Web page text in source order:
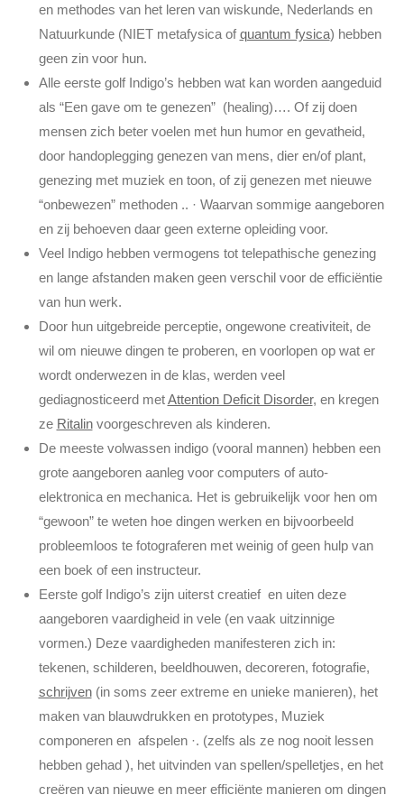
en methodes van het leren van wiskunde, Nederlands en
Natuurkunde (NIET metafysica ofquantum fysica) hebben
geen zin voor hun.
Alle eerste golf Indigo’s hebben wat kan worden aangeduid
als “Een gave om te genezen” (healing)…. Of zij doen
mensen zich beter voelen met hun humor en gevatheid,
door handoplegging genezen van mens, dier en/of plant,
genezing met muziek en toon, of zij genezen met nieuwe
“onbewezen” methoden .. · Waarvan sommige aangeboren
en zij behoeven daar geen externe opleiding voor.
Veel Indigo hebben vermogens tot telepathische genezing
en lange afstanden maken geen verschil voor de efficiëntie
van hun werk.
Door hun uitgebreide perceptie, ongewone creativiteit, de
wil om nieuwe dingen te proberen, en voorlopen op wat er
wordt onderwezen in de klas, werden veel
gediagnosticeerd metAttention Deficit Disorder, en kregen
ze Ritalinvoorgeschreven als kinderen.
De meeste volwassen indigo (vooral mannen) hebben een
grote aangeboren aanleg voor computers of auto-
elektronica en mechanica. Het is gebruikelijk voor hen om
“gewoon” te weten hoe dingen werken en bijvoorbeeld
probleemloos te fotograferen met weinig of geen hulp van
een boek of een instructeur.
Eerste golf Indigo’s zijn uiterst creatief en uiten deze
aangeboren vaardigheid in vele (en vaak uitzinnige
vormen.) Deze vaardigheden manifesteren zich in:
tekenen, schilderen, beeldhouwen, decoreren, fotografie,
schrijven(in soms zeer extreme en unieke manieren), het
maken van blauwdrukken en prototypes, Muziek
componeren en afspelen ·. (zelfs als ze nog nooit lessen
hebben gehad ), het uitvinden van spellen/spelletjes, en het
creëren van nieuwe en meer efficiënte manieren om dingen